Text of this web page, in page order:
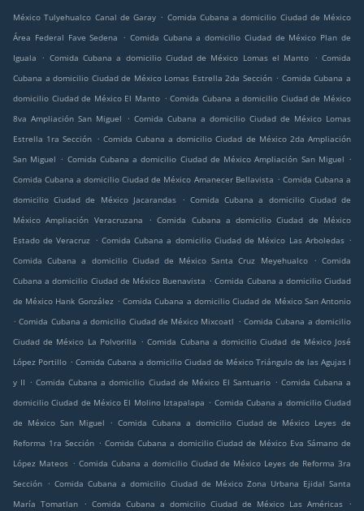
México Tulyehualco Canal de Garay . Comida Cubana a domicilio Ciudad de México
Área Federal Fave Sedena
. Comida Cubana a domicilio Ciudad de México Plan de
Iguala
. Comida Cubana a domicilio Ciudad de México Lomas el Manto . Comida
Cubana a domicilio Ciudad de México Lomas Estrella 2da Sección . Comida Cubana a
domicilio Ciudad de México El Manto . Comida Cubana a domicilio Ciudad de México
8va Ampliación San Miguel
. Comida Cubana a domicilio Ciudad de México Lomas
Estrella 1ra Sección . Comida Cubana a domicilio Ciudad de México 2da Ampliación
San Miguel . Comida Cubana a domicilio Ciudad de México Ampliación San Miguel .
Comida Cubana a domicilio Ciudad de México Amanecer Bellavista . Comida Cubana a
domicilio Ciudad de México Jacarandas
. Comida Cubana a domicilio Ciudad de
México Ampliación Veracruzana
. Comida Cubana a domicilio Ciudad de México
Estado de Veracruz . Comida Cubana a domicilio Ciudad de México Las Arboledas .
Comida Cubana a domicilio Ciudad de México Santa Cruz Meyehualco
. Comida
Cubana a domicilio Ciudad de México Buenavista . Comida Cubana a domicilio Ciudad
de México Hank González . Comida Cubana a domicilio Ciudad de México San Antonio
. Comida Cubana a domicilio Ciudad de México Mixcoatl . Comida Cubana a domicilio
Ciudad de México La Polvorilla . Comida Cubana a domicilio Ciudad de México José
López Portillo . Comida Cubana a domicilio Ciudad de México Triángulo de las Agujas I
y II . Comida Cubana a domicilio Ciudad de México El Santuario . Comida Cubana a
domicilio Ciudad de México El Molino Iztapalapa . Comida Cubana a domicilio Ciudad
de México San Miguel
. Comida Cubana a domicilio Ciudad de México Leyes de
Reforma 1ra Sección . Comida Cubana a domicilio Ciudad de México Eva Sámano de
López Mateos . Comida Cubana a domicilio Ciudad de México Leyes de Reforma 3ra
Sección . Comida Cubana a domicilio Ciudad de México Zona Urbana Ejidal Santa
María Tomatlan
. Comida Cubana a domicilio Ciudad de México Las Américas
.